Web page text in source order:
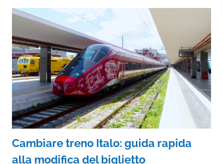
Cambiare treno Italo: guida rapida
alla modifica del biglietto